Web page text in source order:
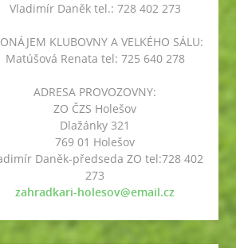
Vladimír Daněk tel.: 728 402 273
KLUBOVNY A VELKÉHO SÁLU:
Matúšová Renata tel: 725 640 278
ADRESA PROVOZOVNY:
ZO ČZS Holešov
Dlažánky 321
769 01 Holešov
Daněk-předseda ZO tel:728 402
273
zahradkari-holesov@email.cz